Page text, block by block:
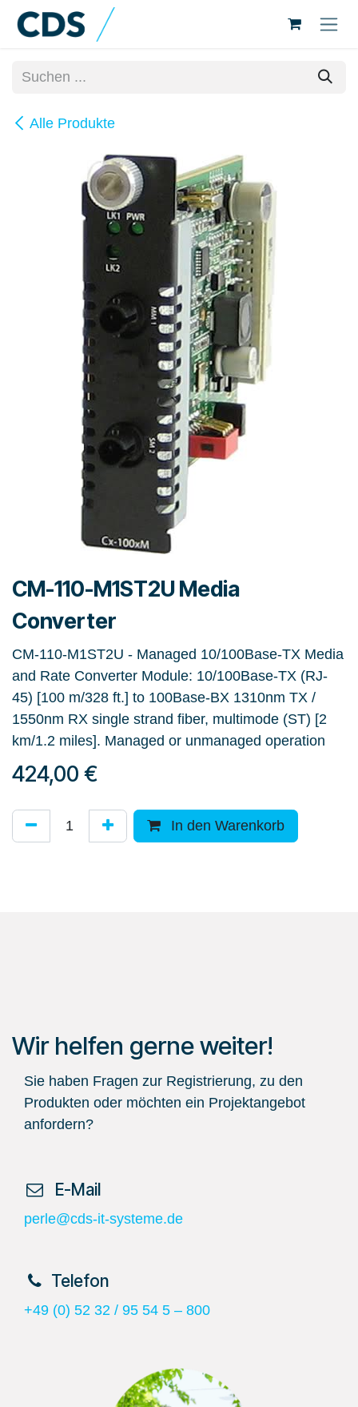
Zum Inhalt springen
Alle Produkte
CM-110-M1ST2U Media
Converter
CM-110-M1ST2U - Managed 10/100Base-TX Media
and Rate Converter Module: 10/100Base-TX (RJ-
45) [100 m/328 ft.] to 100Base-BX 1310nm TX /
1550nm RX single strand fiber, multimode (ST) [2
km/1.2 miles]. Managed or unmanaged operation
424,00 €
In den Warenkorb
Wir helfen gerne weiter!
Sie haben Fragen zur Registrierung, zu den
Produkten oder möchten ein Projektangebot
anfordern?
​ E-Mail
perle@cds-it-systeme.de
​Telefon
+49 (0) 52 32 / 95 54 5 – 800